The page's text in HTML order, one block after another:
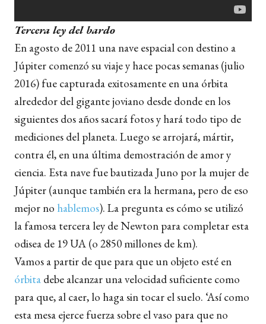
Tercera ley del bardo
En agosto de 2011 una nave espacial con destino a
Júpiter comenzó su viaje y hace pocas semanas (julio
2016) fue capturada exitosamente en una órbita
alrededor del gigante joviano desde donde en los
siguientes dos años sacará fotos y hará todo tipo de
mediciones del planeta. Luego se arrojará, mártir,
contra él, en una última demostración de amor y
ciencia. Esta nave fue bautizada Juno por la mujer de
Júpiter (aunque también era la hermana, pero de eso
mejor no hablemos). La pregunta es cómo se utilizó
la famosa tercera ley de Newton para completar esta
odisea de 19 UA (o 2850 millones de km).
Vamos a partir de que para que un objeto esté en
órbita debe alcanzar una velocidad suficiente como
para que, al caer, lo haga sin tocar el suelo. ‘Así como
esta mesa ejerce fuerza sobre el vaso para que no